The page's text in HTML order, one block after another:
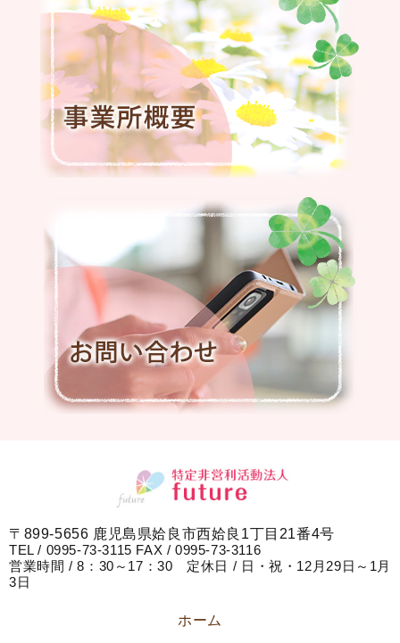
〒899-5656 鹿児島県姶良市西姶良1丁目21番4号
TEL / 0995-73-3115 FAX / 0995-73-3116
営業時間 / 8：30～17：30 定休日 / 日・祝・12月29日～1月
3日
ホーム